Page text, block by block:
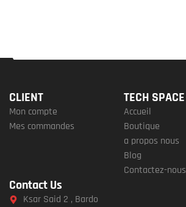
CLIENT
Mon compte
Mes commandes
TECH SPACE
Accueil
Boutique
a propos nous
Blog
Contactez-nous
Contact Us
Ksar Said 2 , Bardo